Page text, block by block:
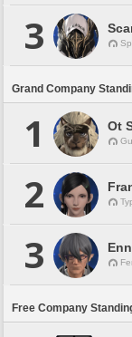
3
Grand Company
1 Ot
2
3
Free Company